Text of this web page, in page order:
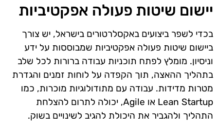
יישום שיטות פעולה אפקטיביות
בכדי לשפר ביצועים באקסלרטורים בישראל, יש צורך
ביישום שיטות פעולה אפקטיביות שמבוססות על ידע
וניסיון. מומלץ לפתח תוכניות עבודה ברורות לכל שלב
בתהליך ההאצה, תוך הקפדה על לוחות זמנים והגדרת
מטרות מדידות. עבודה עם מתודולוגיות מוכרות, כמו
Lean Startup או Agile, יכולה לתרום להצלחת
התהליך ולהגביר את היכולת להגיב לשינויים בשוק.